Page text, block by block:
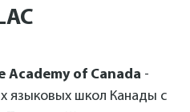
of Canada -
языковых школ Канады с